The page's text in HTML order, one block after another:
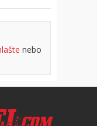
nebo